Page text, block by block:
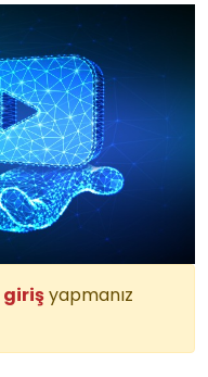
girişyapmanız